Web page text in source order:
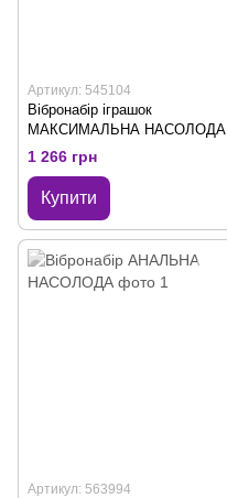
Артикул: 545104
Вібронабір іграшок
МАКСИМАЛЬНА НАСОЛОДА
1 266 грн
Купити
Артикул: 563994